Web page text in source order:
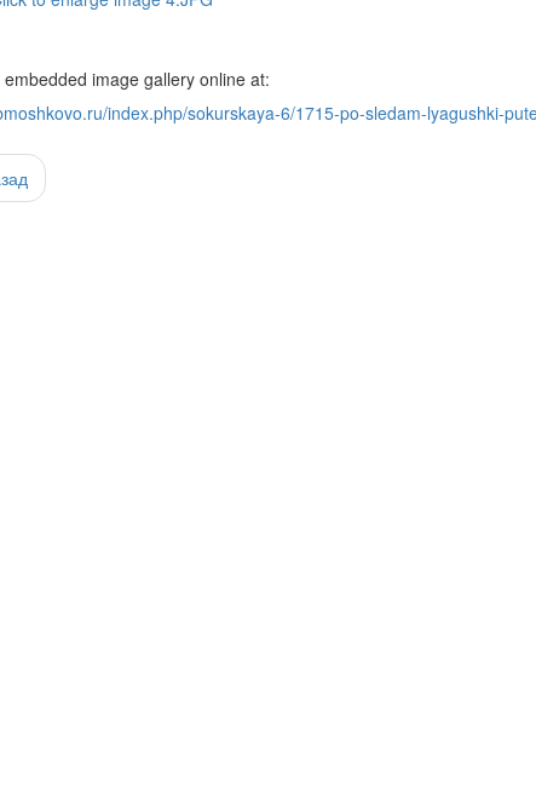
embedded image gallery online at:
index.php/sokurskaya-6/1715-po-sledam-lyagushki-